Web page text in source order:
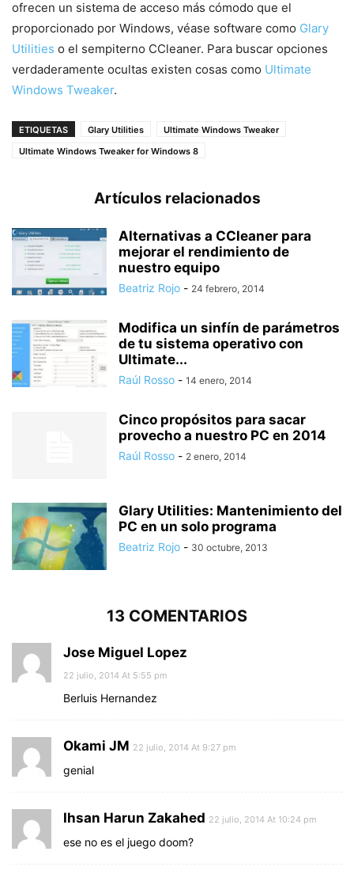
ofrecen un sistema de acceso más cómodo que el
proporcionado por Windows, véase software como Glary
Utilities o el sempiterno CCleaner. Para buscar opciones
verdaderamente ocultas existen cosas como Ultimate
Windows Tweaker.
ETIQUETAS Glary Utilities
Ultimate Windows Tweaker
Ultimate Windows Tweaker for Windows 8
Artículos relacionados
Alternativas a CCleaner para
mejorar el rendimiento de
nuestro equipo
Beatriz Rojo - 24 febrero, 2014
Modifica un sinfín de parámetros
de tu sistema operativo con
Ultimate...
Raúl Rosso - 14 enero, 2014
Cinco propósitos para sacar
provecho a nuestro PC en 2014
Raúl Rosso - 2 enero, 2014
Glary Utilities: Mantenimiento del
PC en un solo programa
Beatriz Rojo - 30 octubre, 2013
13 COMENTARIOS
Jose Miguel Lopez
22 julio, 2014 At 5:55 pm
Berluis Hernandez
Okami JM 22 julio, 2014 At 9:27 pm
genial
Ihsan Harun Zakahed 22 julio, 2014 At 10:24 pm
ese no es el juego doom?